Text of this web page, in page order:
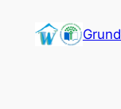
Inhalt